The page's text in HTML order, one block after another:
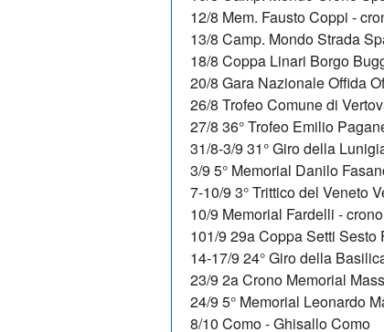
12/8 Mem. Fausto Coppi -
13/8 Camp. Mondo Strada
18/8 Coppa Linari Borgo
20/8 Gara Nazionale Offida
26/8 Trofeo Comune di
27/8 36° Trofeo Emilio
31/8-3/9 31° Giro della
3/9 5° Memorial Danilo
7-10/9 3° Trittico del Veneto
10/9 Memorial Fardelli -
101/9 29a Coppa Setti Sesto
14-17/9 24° Giro della
23/9 2a Crono Memorial
24/9 5° Memorial Leonardo
8/10 Como - Ghisallo Como